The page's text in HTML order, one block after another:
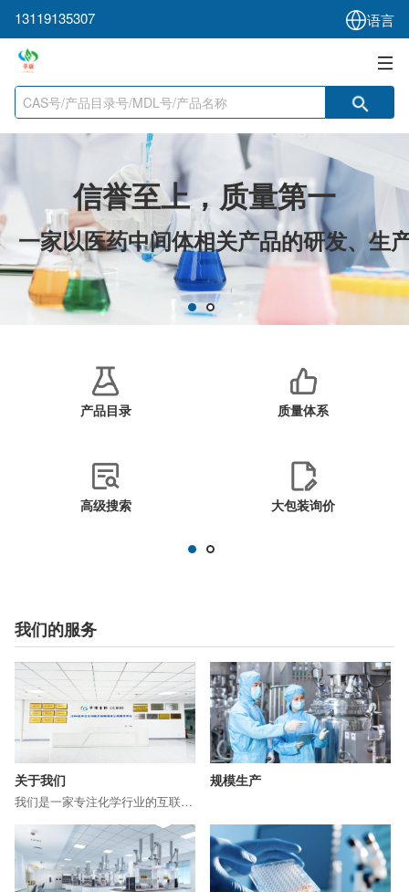
13119135307 语言
信誉至上，质量第一
一家以医药中间体相关产品的研发、生
产品目录 质量体系
高级搜索 大包装询价
我们的服务
关于我们
我们是一家专注化学行业的互联网行业，致力于打破信息的不对称
规模生产